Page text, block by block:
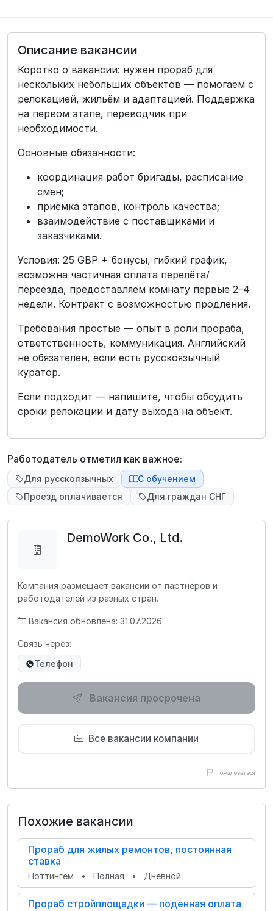
Описание вакансии
Коротко о вакансии: нужен прораб для
нескольких небольших объектов — помогаем с
релокацией, жильём и адаптацией. Поддержка
на первом этапе, переводчик при
необходимости.
Основные обязанности:
координация работ бригады, расписание
смен;
приёмка этапов, контроль качества;
взаимодействие с поставщиками и
заказчиками.
Условия: 25 GBP + бонусы, гибкий график,
возможна частичная оплата перелёта/
переезда, предоставляем комнату первые 2–4
недели. Контракт с возможностью продления.
Требования простые — опыт в роли прораба,
ответственность, коммуникация. Английский
не обязателен, если есть русскоязычный
куратор.
Если подходит — напишите, чтобы обсудить
сроки релокации и дату выхода на объект.
Работодатель отметил как важное:
Для русскоязычных
С обучением
Проезд оплачивается
Для граждан СНГ
DemoWork Co., Ltd.
Компания размещает вакансии от партнёров и
работодателей из разных стран.
Вакансия обновлена: 31.07.2026
Связь через:
Телефон
Вакансия просрочена
Все вакансии компании
Пожаловаться
Похожие вакансии
Прораб для жилых ремонтов, постоянная
ставка
Ноттингем • Полная • Дневной
Прораб стройплощадки — поденная оплата